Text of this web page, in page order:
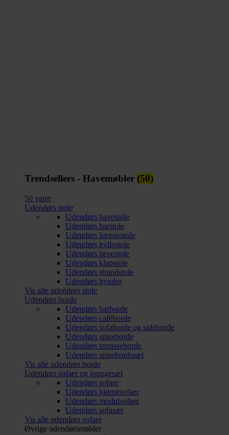
Trendsellers - Havemøbler (50)
50 varer
Udendørs stole
Udendørs havestole
Udendørs barstole
Udendørs hængestole
Udendørs hvilestole
Udendørs lænestole
Udendørs klapstole
Udendørs strandstole
Udendørs hynder
Vis alle udendørs stole
Udendørs borde
Udendørs barborde
Udendørs caféborde
Udendørs sofaborde og sideborde
Udendørs spiseborde
Udendørs terrasseborde
Udendørs spisebordssæt
Vis alle udendørs borde
Udendørs sofaer og loungesæt
Udendørs sofaer
Udendørs hjørnesofaer
Udendørs modulsofaer
Udendørs sofasæt
Vis alle udendørs sofaer
Øvrige udendørsmøbler